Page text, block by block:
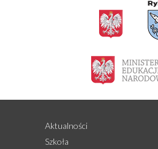
Aktualności
Szkoła